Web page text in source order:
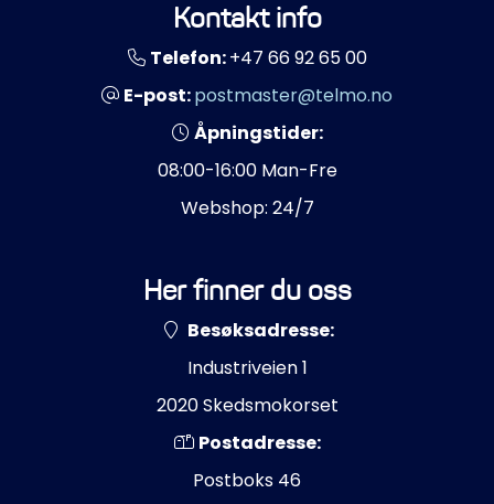
Kontakt info
Telefon:+47 66 92 65 00
E-post:postmaster@telmo.no
Åpningstider:
08:00-16:00 Man-Fre
Webshop: 24/7
Her finner du oss
Besøksadresse:
Industriveien 1
2020 Skedsmokorset
Postadresse:
Postboks 46